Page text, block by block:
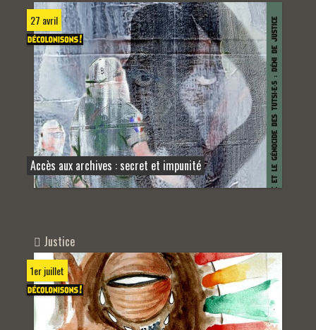
27 avril
Accès aux archives : secret et impunité
Justice
1er juillet